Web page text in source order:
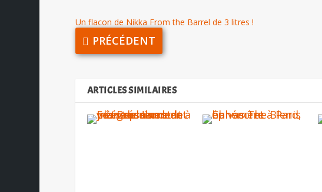
Un flacon de Nikka From the Barrel de 3 litres !
PRÉCÉDENT
ARTICLES SIMILAIRES